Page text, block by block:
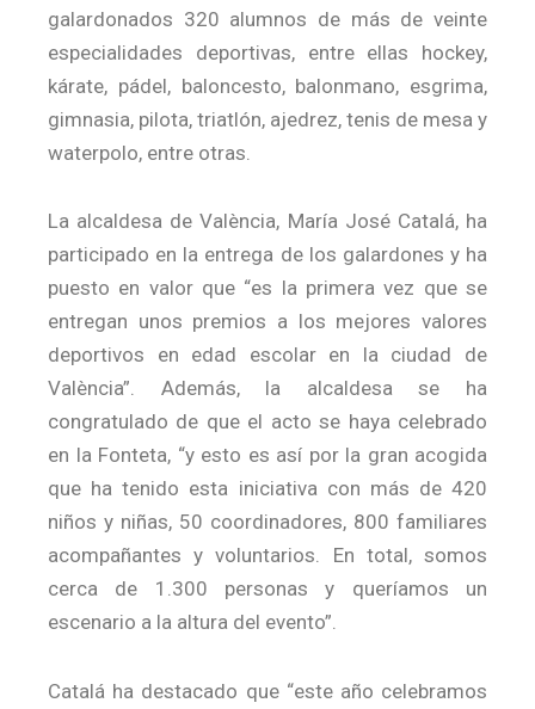
galardonados 320 alumnos de más de veinte
especialidades deportivas, entre ellas hockey,
kárate, pádel, baloncesto, balonmano, esgrima,
gimnasia, pilota, triatlón, ajedrez, tenis de mesa y
waterpolo, entre otras.
La alcaldesa de València, María José Catalá, ha
participado en la entrega de los galardones y ha
puesto en valor que “es la primera vez que se
entregan unos premios a los mejores valores
deportivos en edad escolar en la ciudad de
València”. Además, la alcaldesa se ha
congratulado de que el acto se haya celebrado
en la Fonteta, “y esto es así por la gran acogida
que ha tenido esta iniciativa con más de 420
niños y niñas, 50 coordinadores, 800 familiares
acompañantes y voluntarios. En total, somos
cerca de 1.300 personas y queríamos un
escenario a la altura del evento”.
Catalá ha destacado que “este año celebramos